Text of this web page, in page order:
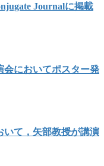
Journalに掲載
会においてポスター発
いて，矢部教授が講演